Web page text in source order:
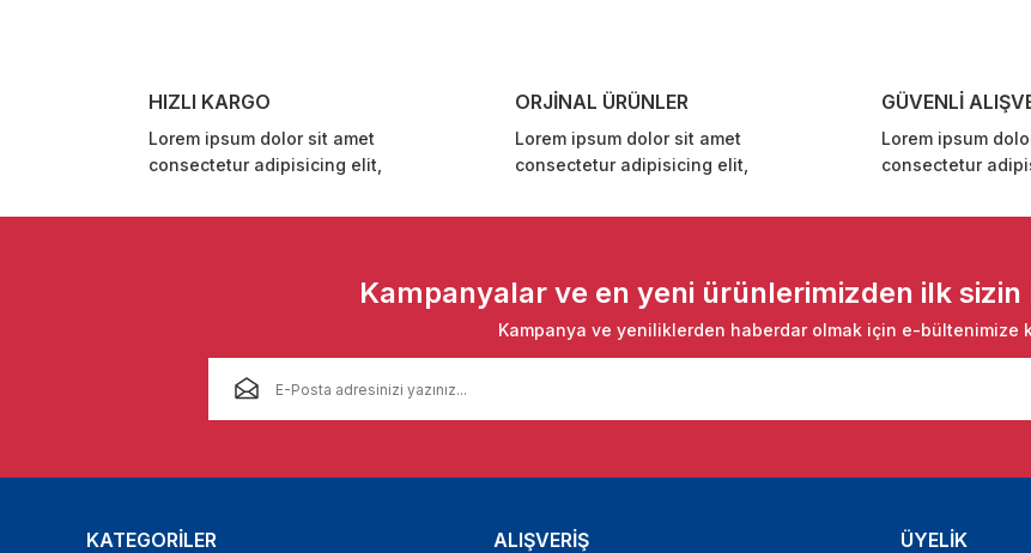
Bu ürüne benzer farklı alternatifler olmalı.
HIZLI KARGO
Lorem ipsum dolor sit amet
consectetur adipisicing elit,
ORJİNAL ÜRÜNLER
Lorem ipsum dolor sit amet
consectetur adipisicing elit,
GÜVENLİ
Lorem ipsum
consectetur
Kampanyalar ve en yeni ürünlerimizden ilk
Kampanya ve yeniliklerden haberdar olmak için e-bültenimize
KATEGORİLER ALIŞVERİŞ ÜYELİK